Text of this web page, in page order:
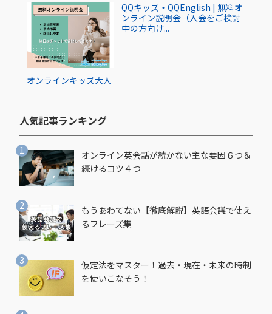
オンラインキッズ大人
QQキッズ・QQEnglish | 無料オ
ンライン説明会（入会をご検討
中の方向け...
人気記事ランキング​
オンライン英会話が続かない主な要因６つ＆
続けるコツ４つ
もうあわてない【徹底解説】英語会議で使え
るフレーズ集
仮定法をマスター！過去・現在・未来の時制
を使いこなそう！